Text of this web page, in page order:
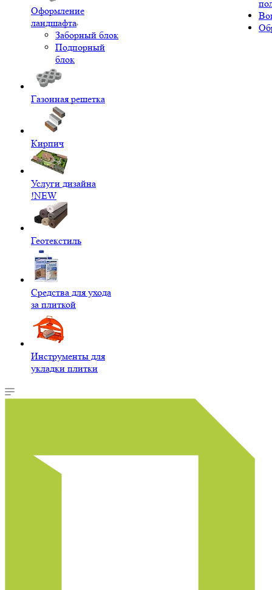
Оформление
ландшафта
Заборный блок
Подпорный
блок
Газонная решетка
Кирпич
Услуги дизайна
!NEW
Геотекстиль
Средства для ухода
за плиткой
Инструменты для
укладки плитки